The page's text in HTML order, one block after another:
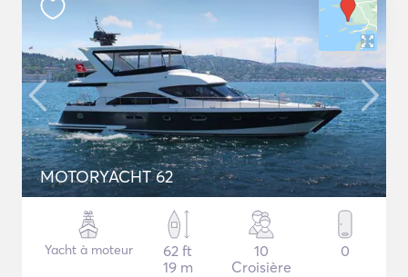
MOTORYACHT 62
Yacht à moteur
62 ft
19 m
10
Croisière
0